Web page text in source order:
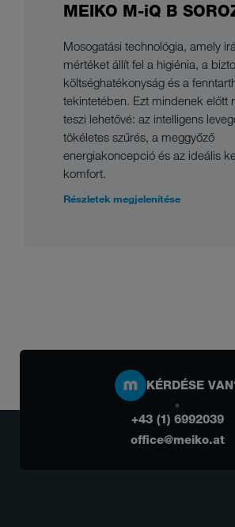
MEIKO M-iQ B
Mosogatási technológia, amely
mértéket állít fel a higiénia, a
költséghatékonyság és a
tekintetében. Ezt mindenek előtt
teszi lehetővé: az intelligens
tökéletes szűrés, a meggyőző
energiakoncepció és az ideális
komfort.
Részletek megjelenítése
KÉRDÉSE
+43 (1) 6992039
office@meiko.at